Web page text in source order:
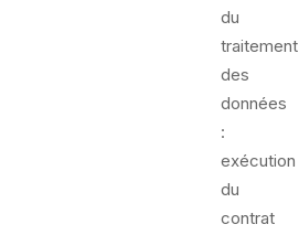
du
traitement
des
données
:
exécution
du
contrat